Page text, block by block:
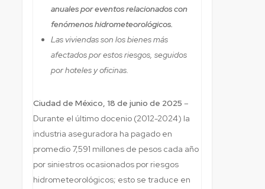
anuales por eventos relacionados con
fenómenos hidrometeorológicos.
Las viviendas son los bienes más
afectados por estos riesgos, seguidos
por hoteles y oficinas.
Ciudad de México, 18 de junio de 2025–
Durante el último docenio (2012-2024) la
industria aseguradora ha pagado en
promedio 7,591 millones de pesos cada año
por siniestros ocasionados por riesgos
hidrometeorológicos; esto se traduce en